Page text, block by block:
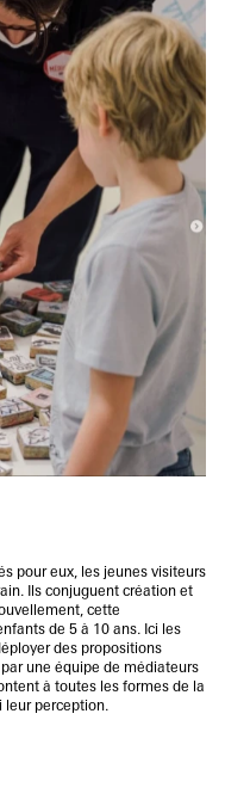
pour eux, les jeunes visiteurs
Ils conjuguent création et
cette
de 5 à 10 ans. Ici les
des propositions
une équipe de médiateurs
à toutes les formes de la
leur perception.